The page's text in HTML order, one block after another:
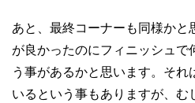
あと、最終コーナーも同様か
が良かったのにフィニッシュ
う事があるかと思います。そ
いるという事もありますが、